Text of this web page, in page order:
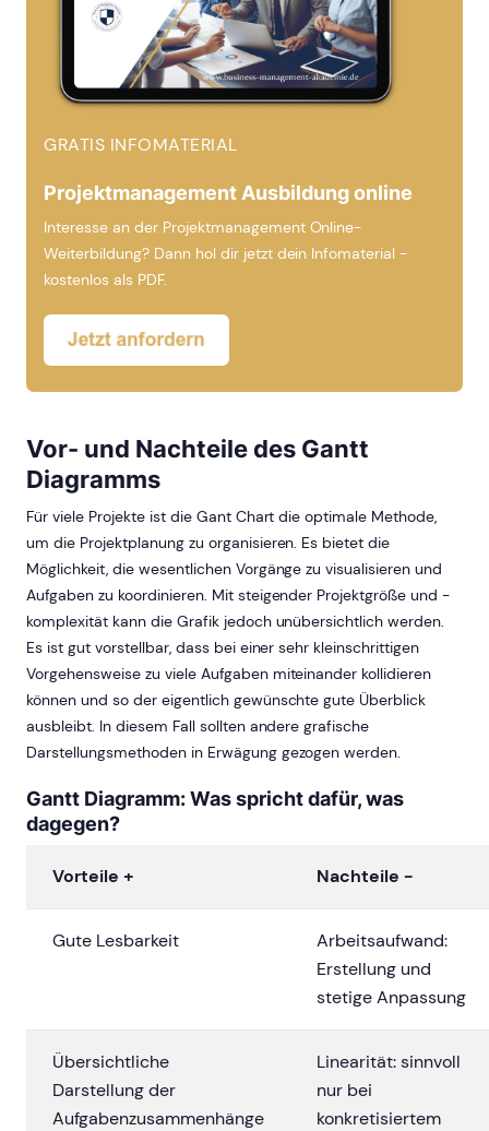
GRATIS INFOMATERIAL
Projektmanagement Ausbildung online
Interesse an der Projektmanagement Online-
Weiterbildung? Dann hol dir jetzt dein Infomaterial -
kostenlos als PDF.
Vor- und Nachteile des Gantt
Diagramms
Für viele Projekte ist die Gant Chart die optimale Methode,
um die Projektplanung zu organisieren. Es bietet die
Möglichkeit, die wesentlichen Vorgänge zu visualisieren und
Aufgaben zu koordinieren. Mit steigender Projektgröße und -
komplexität kann die Grafik jedoch unübersichtlich werden.
Es ist gut vorstellbar, dass bei einer sehr kleinschrittigen
Vorgehensweise zu viele Aufgaben miteinander kollidieren
können und so der eigentlich gewünschte gute Überblick
ausbleibt. In diesem Fall sollten andere grafische
Darstellungsmethoden in Erwägung gezogen werden.
Gantt Diagramm: Was spricht dafür, was
dagegen?
Vorteile + Nachteile -
Gute Lesbarkeit
Arbeitsaufwand:
Erstellung und
stetige Anpassung
Übersichtliche
Darstellung der
Aufgabenzusammenhänge
Linearität: sinnvoll
nur bei
konkretisiertem